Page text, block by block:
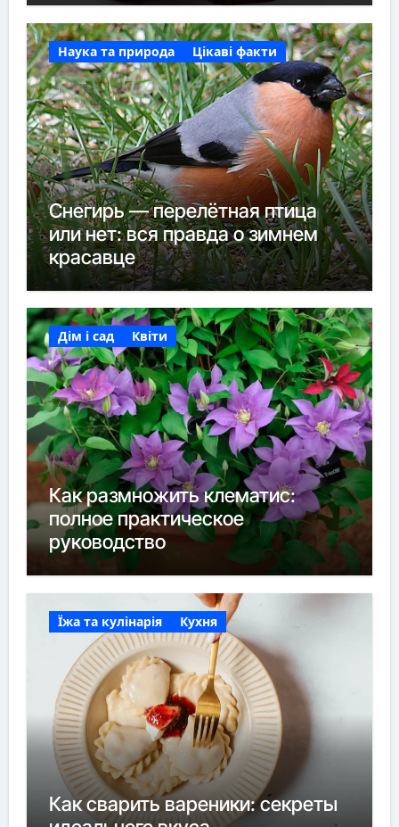
Наука та природа Цікаві факти
Снегирь — перелётная птица
или нет: вся правда о зимнем
красавце
Дім і сад Квіти
Как размножить клематис:
полное практическое
руководство
Їжа та кулінарія Кухня
Как сварить вареники: секреты